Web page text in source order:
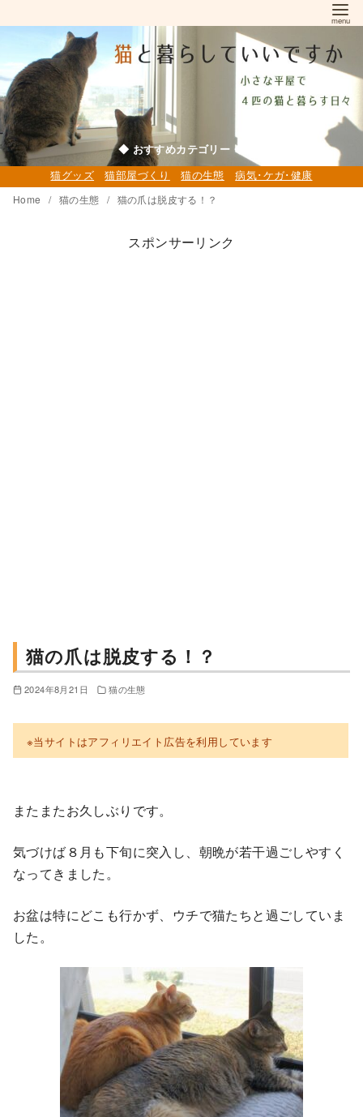
ン
ン
ツ
へ
移
動
◆ おすすめカテゴリー ◆
猫グッズ 猫部屋づくり 猫の生態 病気･ケガ･健康
Home 猫の生態 猫の爪は脱皮する！？
スポンサーリンク
猫の爪は脱皮する！？
2024年8月21日 猫の生態
※当サイトはアフィリエイト広告を利用しています
またまたお久しぶりです。
気づけば８月も下旬に突入し、朝晩が若干過ごしやすく
なってきました。
お盆は特にどこも行かず、ウチで猫たちと過ごしていま
した。